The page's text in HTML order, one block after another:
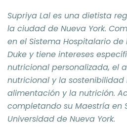
Supriya Lal es una dietista
la ciudad de Nueva York.
en el Sistema Hospitalario
Duke y tiene intereses
nutricional personalizada, el
nutricional y la
alimentación y la nutrición.
completando su Maestría en
Universidad de Nueva York.